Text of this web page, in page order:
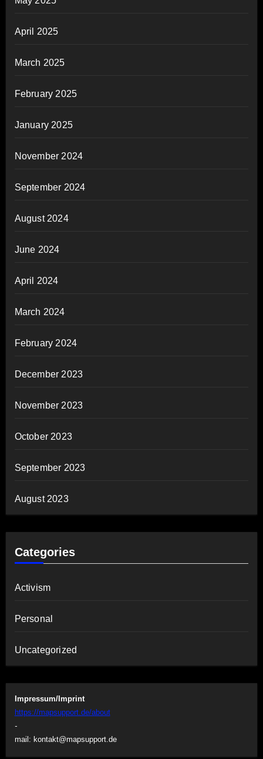
April 2025
March 2025
February 2025
January 2025
November 2024
September 2024
August 2024
June 2024
April 2024
March 2024
February 2024
December 2023
November 2023
October 2023
September 2023
August 2023
Categories
Activism
Personal
Uncategorized
Impressum/Imprint
https://mapsupport.de/about
-
mail: kontakt@mapsupport.de